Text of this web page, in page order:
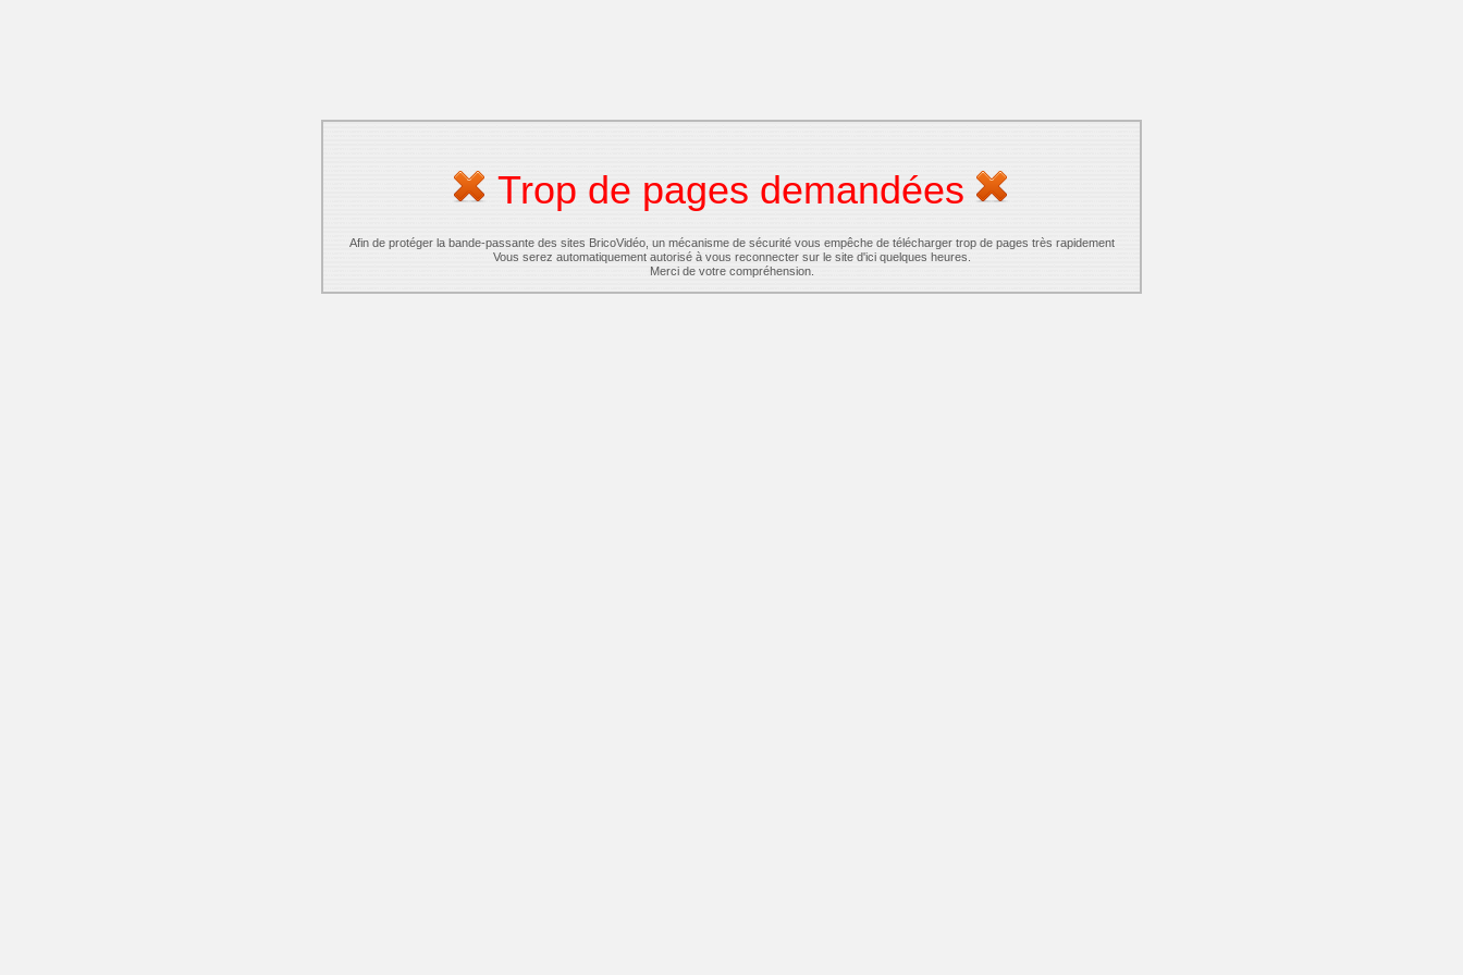
Trop de pages demandées
Afin de protéger la bande-passante des sites BricoVidéo, un mécanisme de sécurité vous empêche de télécharger trop de pages très rapidement
Vous serez automatiquement autorisé à vous reconnecter sur le site d'ici quelques heures.
Merci de votre compréhension.